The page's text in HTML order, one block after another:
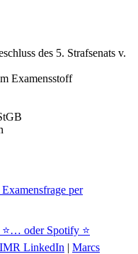
des 5. Strafsenats v.
Examensstoff
per
… oder Spotify ⭐
IMR LinkedIn | Marcs